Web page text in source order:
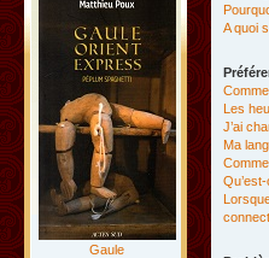
Gaule
A quoi
Les
J’ai
Ma